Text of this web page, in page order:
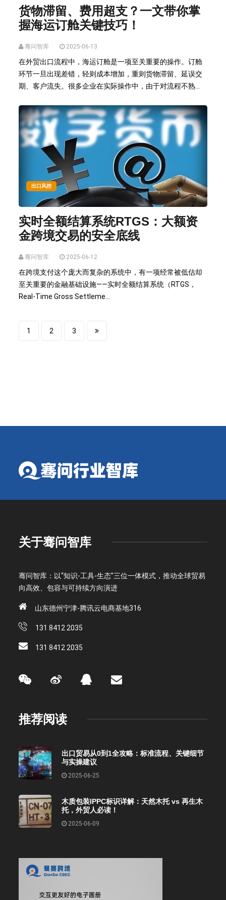
货物滞留、费用超支？一文带你掌
握海运订舱关键技巧！
骞问智库 2025-06-13
在外贸出口流程中，海运订舱是一项至关重要的操作。订舱
环节一旦出现差错，轻则成本增加，重则货物滞留、延误交
期、客户流失。很多企业在实际操作中，由于对流程不熟...
出口风控
实时全额结算系统RTGS：大额资
金跨境交易的安全底线
骞问智库 2025-06-12
在跨境支付这个庞大而复杂的系统中，有一项经常被低估却
至关重要的金融基础设施——实时全额结算系统（RTGS，
Real-Time Gross Settleme...
1 2 3
关于骞问智库
骞问智库：以“知识-工具-生态”三位一体模式，推动全球贸易
向高效、包容与可持续方向演进
山东德州宁津-腾讯云电商基地316
131 8412 2035
131 8412 2035
推荐阅读
出口贸易从0到1全攻略：标准流程、关键细节
与实操建议
2025-06-25
木质包装IPPC标识详解：天然木托 vs 再生木
托，外贸人必读！
2025-06-09